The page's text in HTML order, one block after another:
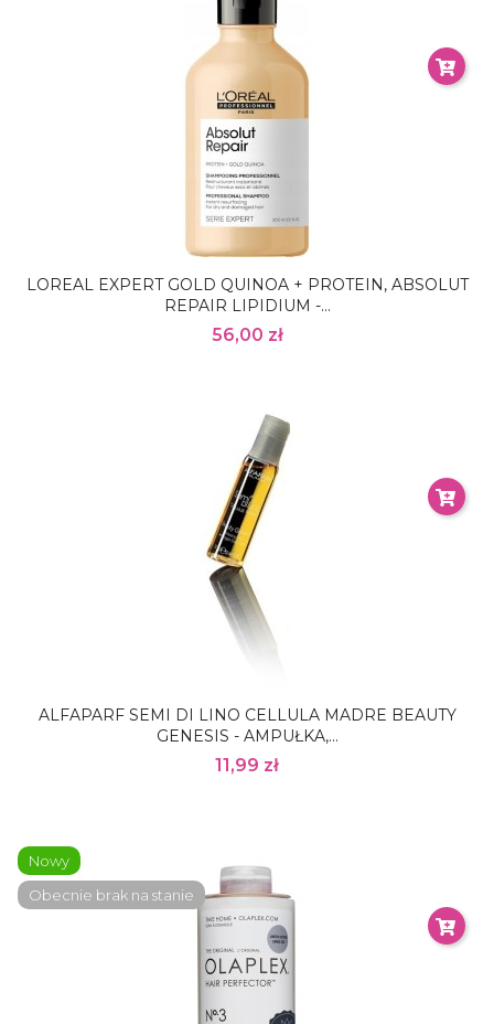
LOREAL EXPERT GOLD QUINOA + PROTEIN, ABSOLUT
REPAIR LIPIDIUM -...
56,00 zł
ALFAPARF SEMI DI LINO CELLULA MADRE BEAUTY
GENESIS - AMPUŁKA,...
11,99 zł
Nowy
Obecnie brak na stanie